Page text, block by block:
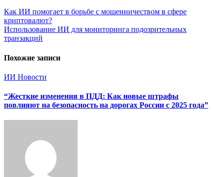
Навигация
по
записям
Как ИИ помогает в борьбе с мошенничеством в сфере
криптовалют?
Использование ИИ для мониторинга подозрительных
транзакций
Похожие записи
ИИ Новости
“Жесткие изменения в ПДД: Как новые штрафы
повлияют на безопасность на дорогах России с 2025 года”